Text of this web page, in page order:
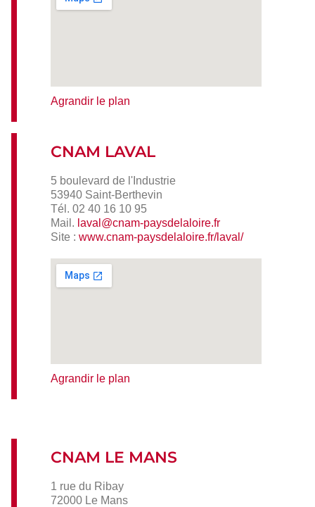
Agrandir le plan
CNAM LAVAL
5 boulevard de l'Industrie
53940 Saint-Berthevin
Tél. 02 40 16 10 95
Mail. laval@cnam-paysdelaloire.fr
Site : www.cnam-paysdelaloire.fr/laval/
Agrandir le plan
CNAM LE MANS
1 rue du Ribay
72000 Le Mans